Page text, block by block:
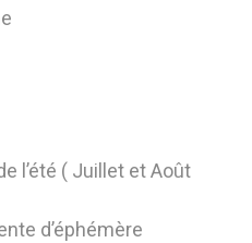
l’été ( Juillet et Août
d’éphémère